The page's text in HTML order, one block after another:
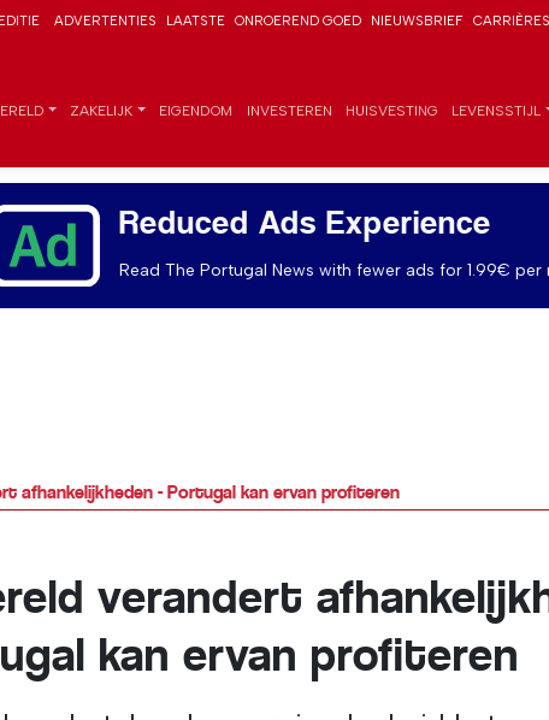
ADVERTENTIES LAATSTE ONROEREND GOED NIEUWSBRIEF CARRIÈRES
ZAKELIJK EIGENDOM INVESTEREN HUISVESTING LEVENSSTIJL
Reduced Ads Experience
Read The Portugal News with fewer ads for 1.99€
afhankelijkheden - Portugal kan ervan profiteren
verandert
kan ervan profiteren